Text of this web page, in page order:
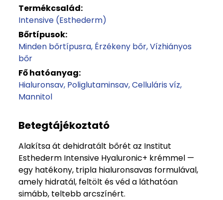
Termékcsalád:
Intensive (Esthederm)
Bőrtípusok:
Minden bőrtípusra Érzékeny bőr Vízhiányos
bőr
Fő hatóanyag:
Hialuronsav Poliglutaminsav Celluláris víz
Mannitol
Betegtájékoztató
Alakítsa át dehidratált bőrét az Institut
Esthederm Intensive Hyaluronic+ krémmel —
egy hatékony, tripla hialuronsavas formulával,
amely hidratál, feltölt és véd a láthatóan
simább, teltebb arcszínért.